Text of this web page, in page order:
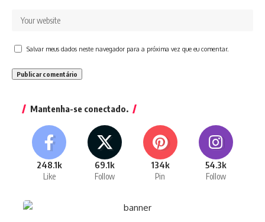
Salvar meus dados neste navegador para a próxima vez que eu comentar.
Mantenha-se conectado.
248.1k
Like
69.1k
Follow
134k
Pin
54.3k
Follow